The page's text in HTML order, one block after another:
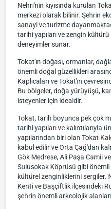
Nehri'nin kıyısında kurulan
merkezi olarak bilinir. Şehrin
sanayi ve turizme
tarihi yapıları ve zengin
deneyimler sunar.
Tokat'ın doğası, ormanlar,
önemli doğal güzellikleri
Kaplıcaları ve Tokat'ın
Bu bölgeler, doğa yürüyüşü,
isteyenler için idealdir.
Tokat, tarih boyunca pek çok
tarihi yapıları ve kalıntılarıyla
yapılarından biri olan Tokat
kabul edilir ve Orta Çağ'dan
Gök Medrese, Ali Paşa Camii
Sulusokak Köprüsü gibi önemli
kültürel zenginliklerini sergiler.
Kenti ve Başçiftlik ilçesindeki
şehrin önemli arkeolojik